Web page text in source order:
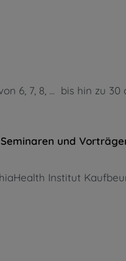
6, 7, 8, ... bis hin zu
Seminaren und
Institut